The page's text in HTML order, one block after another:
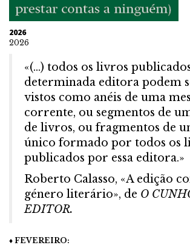
2026
2026
«(…) todos os livros
determinada editora podem
vistos como anéis de uma
corrente, ou segmentos de
de livros, ou fragmentos de
único formado por todos os
publicados por essa editora.»
Roberto Calasso, «A edição
género literário», de O
EDITOR.
♦ FEVEREIRO: